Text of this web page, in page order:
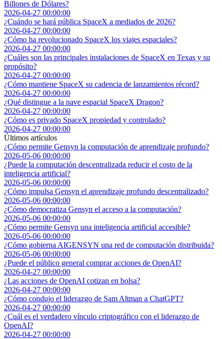
Billones de Dólares?
2026-04-27 00:00:00
¿Cuándo se hará pública SpaceX a mediados de 2026?
2026-04-27 00:00:00
¿Cómo ha revolucionado SpaceX los viajes espaciales?
2026-04-27 00:00:00
¿Cuáles son las principales instalaciones de SpaceX en Texas y su
propósito?
2026-04-27 00:00:00
¿Cómo mantiene SpaceX su cadencia de lanzamientos récord?
2026-04-27 00:00:00
¿Qué distingue a la nave espacial SpaceX Dragon?
2026-04-27 00:00:00
¿Cómo es privado SpaceX propiedad y controlado?
2026-04-27 00:00:00
Últimos artículos
¿Cómo permite Gensyn la computación de aprendizaje profundo?
2026-05-06 00:00:00
¿Puede la computación descentralizada reducir el costo de la
inteligencia artificial?
2026-05-06 00:00:00
¿Cómo impulsa Gensyn el aprendizaje profundo descentralizado?
2026-05-06 00:00:00
¿Cómo democratiza Gensyn el acceso a la computación?
2026-05-06 00:00:00
¿Cómo permite Gensyn una inteligencia artificial accesible?
2026-05-06 00:00:00
¿Cómo gobierna AIGENSYN una red de computación distribuida?
2026-05-06 00:00:00
¿Puede el público general comprar acciones de OpenAI?
2026-04-27 00:00:00
¿Las acciones de OpenAI cotizan en bolsa?
2026-04-27 00:00:00
¿Cómo condujo el liderazgo de Sam Altman a ChatGPT?
2026-04-27 00:00:00
¿Cuál es el verdadero vínculo criptográfico con el liderazgo de
OpenAI?
2026-04-27 00:00:00